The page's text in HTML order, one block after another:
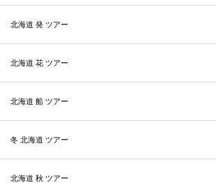
北海道 発 ツアー
北海道 花 ツアー
北海道 船 ツアー
冬 北海道 ツアー
北海道 秋 ツアー